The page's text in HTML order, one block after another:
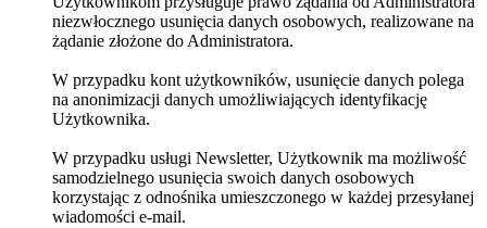
niezwłocznego usunięcia danych osobowych, realizowane na
żądanie złożone do Administratora.
W przypadku kont użytkowników, usunięcie danych polega
na anonimizacji danych umożliwiających identyfikację
Użytkownika.
W przypadku usługi Newsletter, Użytkownik ma możliwość
samodzielnego usunięcia swoich danych osobowych
korzystając z odnośnika umieszczonego w każdej przesyłanej
wiadomości e-mail.